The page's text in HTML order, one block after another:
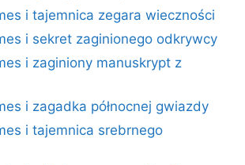
i tajemnica zegara wieczności
i sekret zaginionego odkrywcy
i zaginiony manuskrypt z
i zagadka północnej gwiazdy
i tajemnica srebrnego